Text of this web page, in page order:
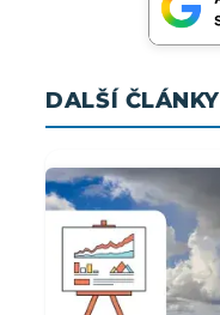
DALŠÍ ČLÁNKY